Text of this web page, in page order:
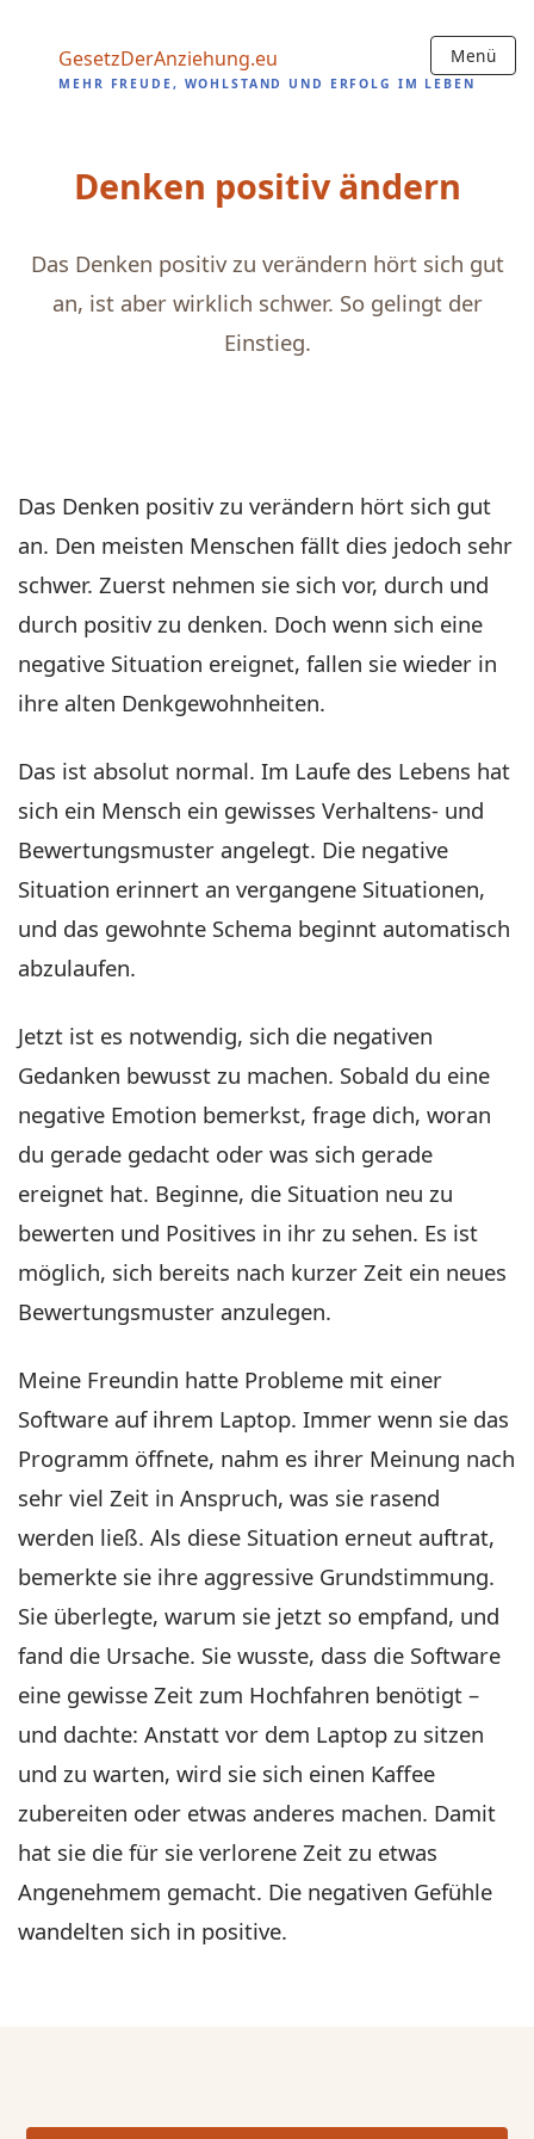
GesetzDerAnziehung.eu
MEHR FREUDE, WOHLSTAND UND ERFOLG IM LEBEN
Menü
Denken positiv ändern
Das Denken positiv zu verändern hört sich gut
an, ist aber wirklich schwer. So gelingt der
Einstieg.
Das Denken positiv zu verändern hört sich gut
an. Den meisten Menschen fällt dies jedoch sehr
schwer. Zuerst nehmen sie sich vor, durch und
durch positiv zu denken. Doch wenn sich eine
negative Situation ereignet, fallen sie wieder in
ihre alten Denkgewohnheiten.
Das ist absolut normal. Im Laufe des Lebens hat
sich ein Mensch ein gewisses Verhaltens- und
Bewertungsmuster angelegt. Die negative
Situation erinnert an vergangene Situationen,
und das gewohnte Schema beginnt automatisch
abzulaufen.
Jetzt ist es notwendig, sich die negativen
Gedanken bewusst zu machen. Sobald du eine
negative Emotion bemerkst, frage dich, woran
du gerade gedacht oder was sich gerade
ereignet hat. Beginne, die Situation neu zu
bewerten und Positives in ihr zu sehen. Es ist
möglich, sich bereits nach kurzer Zeit ein neues
Bewertungsmuster anzulegen.
Meine Freundin hatte Probleme mit einer
Software auf ihrem Laptop. Immer wenn sie das
Programm öffnete, nahm es ihrer Meinung nach
sehr viel Zeit in Anspruch, was sie rasend
werden ließ. Als diese Situation erneut auftrat,
bemerkte sie ihre aggressive Grundstimmung.
Sie überlegte, warum sie jetzt so empfand, und
fand die Ursache. Sie wusste, dass die Software
eine gewisse Zeit zum Hochfahren benötigt –
und dachte: Anstatt vor dem Laptop zu sitzen
und zu warten, wird sie sich einen Kaffee
zubereiten oder etwas anderes machen. Damit
hat sie die für sie verlorene Zeit zu etwas
Angenehmem gemacht. Die negativen Gefühle
wandelten sich in positive.